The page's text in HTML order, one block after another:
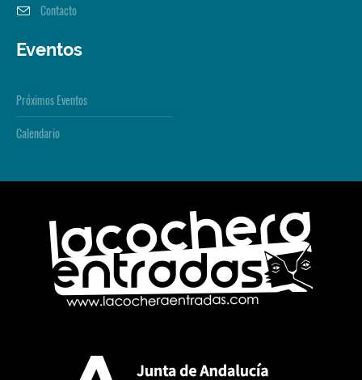
Contacto
Eventos
Próximos Eventos
Calendario